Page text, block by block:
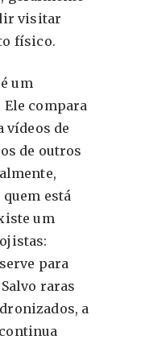
visitar
físico.
um
compara
vídeos de
de outros
está
um
para
raras
a